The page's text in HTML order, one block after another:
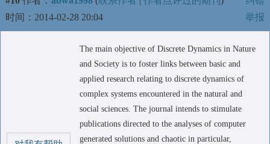
时间：2014-02-28 20:04
举报
The main objective of Discrete Dynamics in Nature
and Society is to foster links between basic and
applied research relating to discrete dynamics of
complex systems encountered in the natural and
social sciences. The journal intends to stimulate
publications directed to the analyses of computer
generated solutions and chaotic in particular,